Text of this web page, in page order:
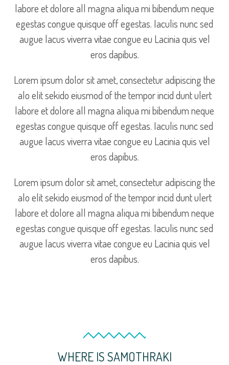
labore et dolore all magna aliqua mi bibendum neque
egestas congue quisque off egestas. Iaculis nunc sed
augue lacus viverra vitae congue eu Lacinia quis vel
eros dapibus.
Lorem ipsum dolor sit amet, consectetur adipiscing the
alo elit sekido eiusmod of the tempor incid dunt ulert
labore et dolore all magna aliqua mi bibendum neque
egestas congue quisque off egestas. Iaculis nunc sed
augue lacus viverra vitae congue eu Lacinia quis vel
eros dapibus.
Lorem ipsum dolor sit amet, consectetur adipiscing the
alo elit sekido eiusmod of the tempor incid dunt ulert
labore et dolore all magna aliqua mi bibendum neque
egestas congue quisque off egestas. Iaculis nunc sed
augue lacus viverra vitae congue eu Lacinia quis vel
eros dapibus.
WHERE IS SAMOTHRAKI